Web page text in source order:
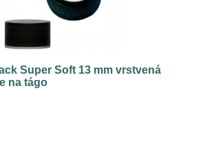
Super Soft 13 mm vrstvená
na tágo